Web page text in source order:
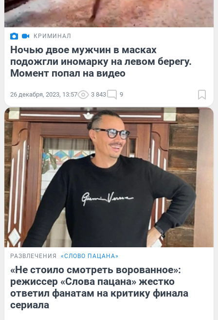
КРИМИНАЛ
Ночью двое мужчин в масках
подожгли иномарку на левом берегу.
Момент попал на видео
26 декабря, 2023, 13:57 3 843 9
РАЗВЛЕЧЕНИЯ «СЛОВО ПАЦАНА»
«Не стоило смотреть ворованное»:
режиссер «Слова пацана» жестко
ответил фанатам на критику финала
сериала